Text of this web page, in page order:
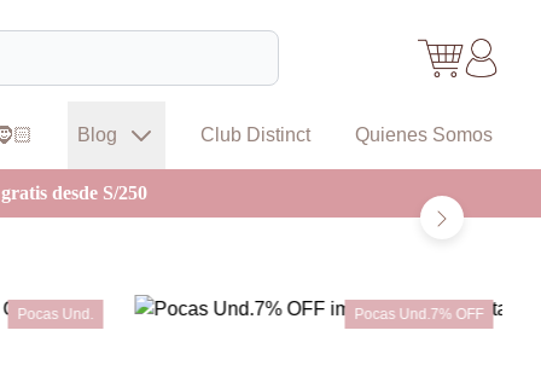
Blog Club Distinct Quienes Somos
desde S/250
Pocas Und. Pocas Und.7% OFF